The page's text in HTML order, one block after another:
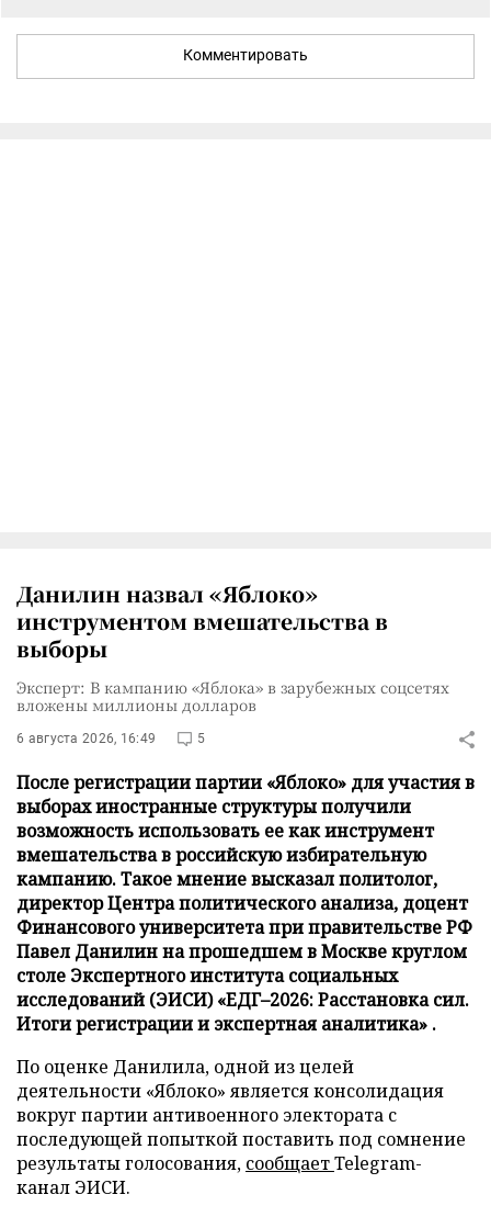
Комментировать
Данилин назвал «Яблоко»
инструментом вмешательства в
выборы
Эксперт: В кампанию «Яблока» в зарубежных соцсетях
вложены миллионы долларов
6 августа 2026, 16:49 5
После регистрации партии «Яблоко» для участия в
выборах иностранные структуры получили
возможность использовать ее как инструмент
вмешательства в российскую избирательную
кампанию. Такое мнение высказал политолог,
директор Центра политического анализа, доцент
Финансового университета при правительстве РФ
Павел Данилин на прошедшем в Москве круглом
столе Экспертного института социальных
исследований (ЭИСИ) «ЕДГ–2026: Расстановка сил.
Итоги регистрации и экспертная аналитика» .
По оценке Данилила, одной из целей
деятельности «Яблоко» является консолидация
вокруг партии антивоенного электората с
последующей попыткой поставить под сомнение
результаты голосования, сообщаетTelegram-
канал ЭИСИ.